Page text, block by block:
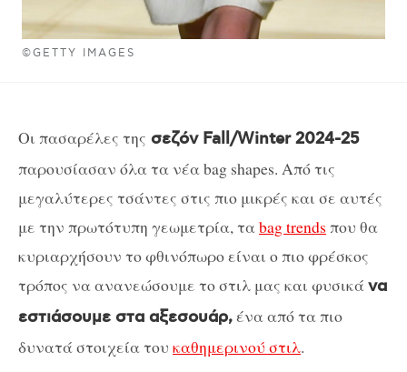
©GETTY IMAGES
Οι πασαρέλες της σεζόν Fall/Winter 2024-25
παρουσίασαν όλα τα νέα bag shapes. Από τις
μεγαλύτερες τσάντες στις πιο μικρές και σε αυτές
με την πρωτότυπη γεωμετρία, ταbag trends που θα
κυριαρχήσουν το φθινόπωρο είναι ο πιο φρέσκος
τρόπος να ανανεώσουμε το στιλ μας και φυσικάνα
εστιάσουμε στα αξεσουάρ,ένα από τα πιο
δυνατά στοιχεία του καθημερινού στιλ.